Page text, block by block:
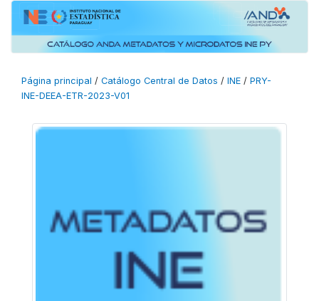
Página principal / Catálogo Central de Datos / INE / PRY-
INE-DEEA-ETR-2023-V01